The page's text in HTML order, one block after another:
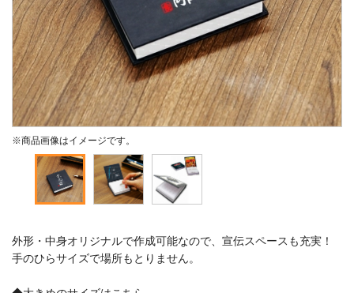
※商品画像はイメージです。
外形・中身オリジナルで作成可能なので、宣伝スペースも充実！
手のひらサイズで場所もとりません。